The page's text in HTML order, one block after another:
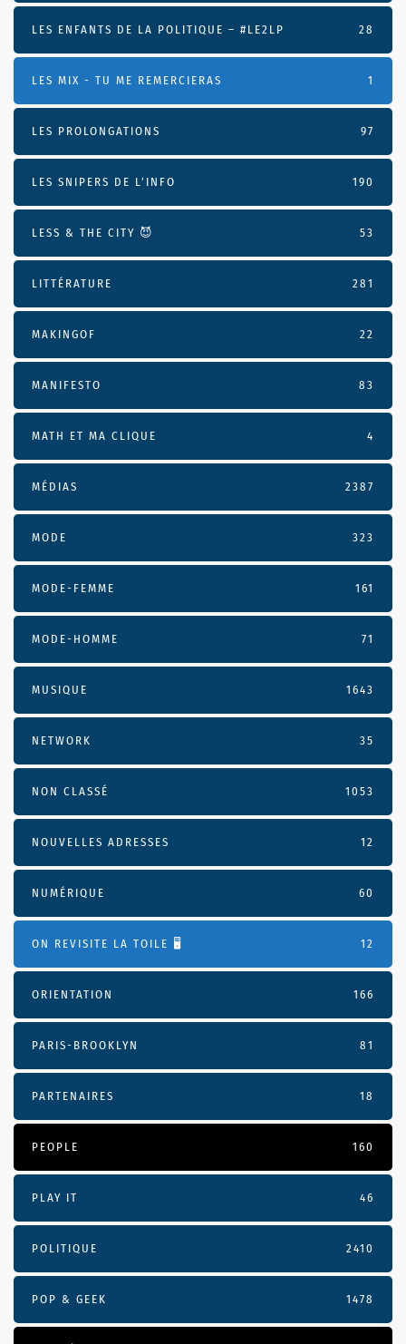
LES ENFANTS DE LA POLITIQUE – #LE2LP 28
LES MIX - TU ME REMERCIERAS 1
LES PROLONGATIONS 97
LES SNIPERS DE L’INFO 190
LESS & THE CITY 😈 53
LITTÉRATURE 281
MAKINGOF 22
MANIFESTO 83
MATH ET MA CLIQUE 4
MÉDIAS 2387
MODE 323
MODE-FEMME 161
MODE-HOMME 71
MUSIQUE 1643
NETWORK 35
NON CLASSÉ 1053
NOUVELLES ADRESSES 12
NUMÉRIQUE 60
ON REVISITE LA TOILE 🖥️ 12
ORIENTATION 166
PARIS-BROOKLYN 81
PARTENAIRES 18
PEOPLE 160
PLAY IT 46
POLITIQUE 2410
POP & GEEK 1478